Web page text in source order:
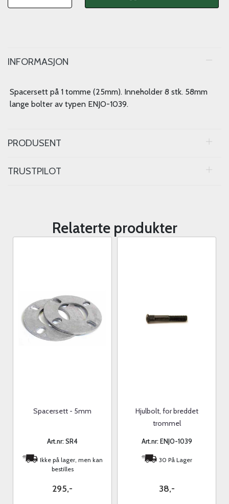
INFORMASJON
Spacersett på 1 tomme (25mm). Inneholder 8 stk. 58mm
lange bolter av typen ENJO-1039.
PRODUSENT
TRUSTPILOT
Relaterte produkter
Spacersett - 5mm
Art.nr: SR4
Ikke på lager, men kan
bestilles
295,-
Hjulbolt, for breddet
trommel
Art.nr: ENJO-1039
30 På Lager
38,-